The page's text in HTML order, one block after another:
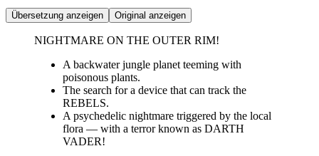
Übersetzung anzeigen Original anzeigen
NIGHTMARE ON THE OUTER RIM!
A backwater jungle planet teeming with
poisonous plants.
The search for a device that can track the
REBELS.
A psychedelic nightmare triggered by the local
flora — with a terror known as DARTH
VADER!